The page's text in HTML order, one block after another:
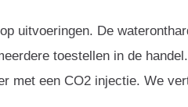
uitvoeringen. De
toestellen in de
met een CO2 injectie. We